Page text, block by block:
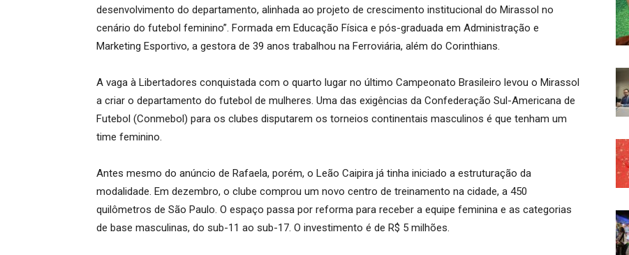
desenvolvimento do departamento, alinhada ao projeto de crescimento institucional do Mirassol no
cenário do futebol feminino”. Formada em Educação Física e pós-graduada em Administração e
Marketing Esportivo, a gestora de 39 anos trabalhou na Ferroviária, além do Corinthians.
A vaga à Libertadores conquistada com o quarto lugar no último Campeonato Brasileiro levou o Mirassol
a criar o departamento do futebol de mulheres. Uma das exigências da Confederação Sul-Americana de
Futebol (Conmebol) para os clubes disputarem os torneios continentais masculinos é que tenham um
time feminino.
Antes mesmo do anúncio de Rafaela, porém, o Leão Caipira já tinha iniciado a estruturação da
modalidade. Em dezembro, o clube comprou um novo centro de treinamento na cidade, a 450
quilômetros de São Paulo. O espaço passa por reforma para receber a equipe feminina e as categorias
de base masculinas, do sub-11 ao sub-17. O investimento é de R$ 5 milhões.